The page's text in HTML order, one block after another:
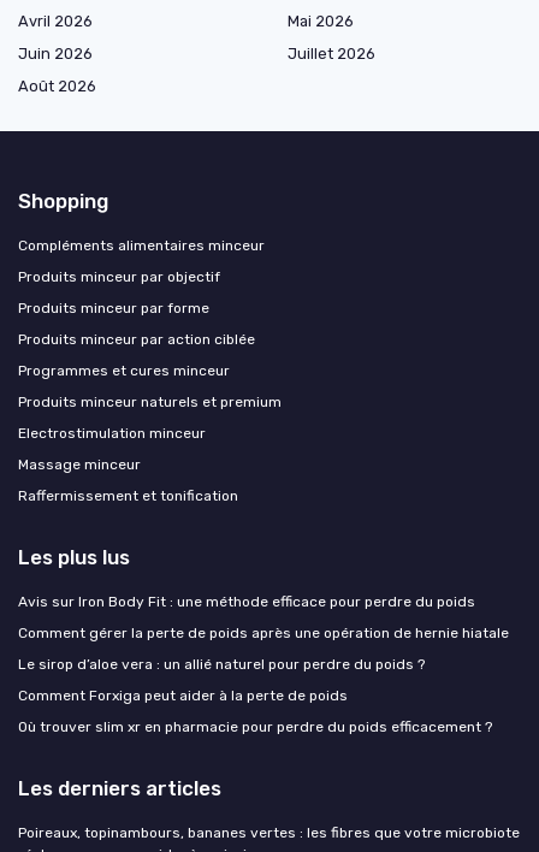
Avril 2026
Mai 2026
Juin 2026
Juillet 2026
Août 2026
Shopping
Compléments alimentaires minceur
Produits minceur par objectif
Produits minceur par forme
Produits minceur par action ciblée
Programmes et cures minceur
Produits minceur naturels et premium
Electrostimulation minceur
Massage minceur
Raffermissement et tonification
Les plus lus
Avis sur Iron Body Fit : une méthode efficace pour perdre du poids
Comment gérer la perte de poids après une opération de hernie hiatale
Le sirop d’aloe vera : un allié naturel pour perdre du poids ?
Comment Forxiga peut aider à la perte de poids
Où trouver slim xr en pharmacie pour perdre du poids efficacement ?
Les derniers articles
Poireaux, topinambours, bananes vertes : les fibres que votre microbiote